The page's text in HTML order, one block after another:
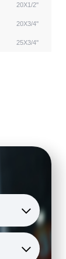
20X1/2''
20X3/4''
25X3/4''